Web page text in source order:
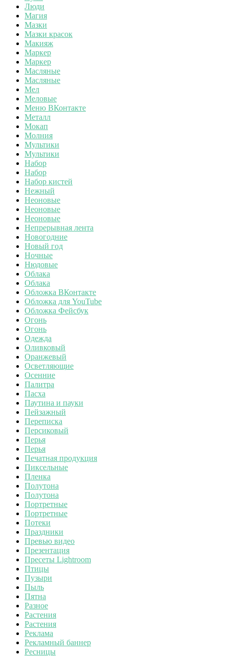
Люди
Магия
Мазки
Мазки красок
Макияж
Маркер
Маркер
Масляные
Масляные
Мел
Меловые
Меню ВКонтакте
Металл
Мокап
Молния
Мультики
Мультики
Набор
Набор
Набор кистей
Нежный
Неоновые
Неоновые
Неоновые
Непрерывная лента
Новогодние
Новый год
Ночные
Нюдовые
Облака
Облака
Обложка ВКонтакте
Обложка для YouTube
Обложка Фейсбук
Огонь
Огонь
Одежда
Оливковый
Оранжевый
Осветляющие
Осенние
Палитра
Пасха
Паутина и пауки
Пейзажный
Переписка
Персиковый
Перья
Перья
Печатная продукция
Пиксельные
Пленка
Полутона
Полутона
Портретные
Портретные
Потеки
Праздники
Превью видео
Презентация
Пресеты Lightroom
Птицы
Пузыри
Пыль
Пятна
Разное
Растения
Растения
Реклама
Рекламный баннер
Ресницы